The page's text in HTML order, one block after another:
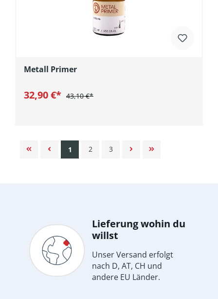
Metall Primer
32,90 €* 43,10 €*
1 2 3
Lieferung wohin du
willst
Unser Versand erfolgt
nach D, AT, CH und
andere EU Länder.